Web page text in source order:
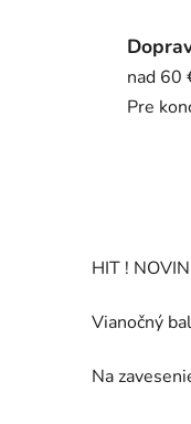
nad 60
Pre
HIT !
Vianočný
Na